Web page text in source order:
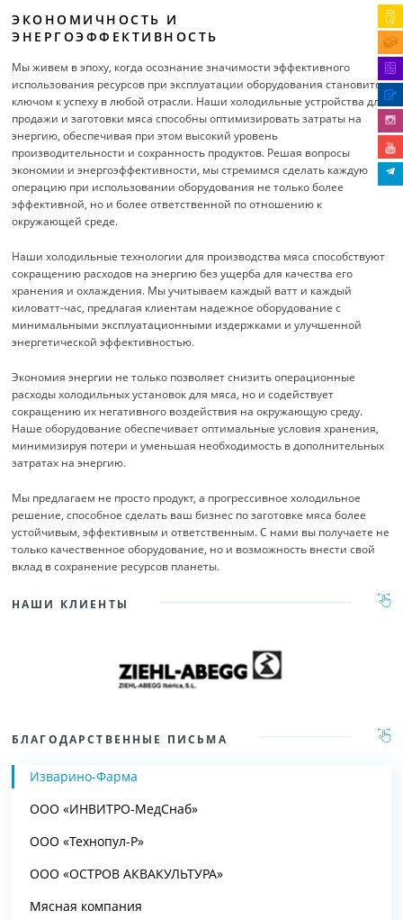
ЭКОНОМИЧНОСТЬ И
ЭНЕРГОЭФФЕКТИВНОСТЬ
Мы живем в эпоху, когда осознание значимости эффективного
использования ресурсов при эксплуатации оборудования становится
ключом к успеху в любой отрасли. Наши холодильные устройства для
продажи и заготовки мяса способны оптимизировать затраты на
энергию, обеспечивая при этом высокий уровень
производительности и сохранность продуктов. Решая вопросы
экономии и энергоэффективности, мы стремимся сделать каждую
операцию при использовании оборудования не только более
эффективной, но и более ответственной по отношению к
окружающей среде.
Наши холодильные технологии для производства мяса способствуют
сокращению расходов на энергию без ущерба для качества его
хранения и охлаждения. Мы учитываем каждый ватт и каждый
киловатт-час, предлагая клиентам надежное оборудование с
минимальными эксплуатационными издержками и улучшенной
энергетической эффективностью.
Экономия энергии не только позволяет снизить операционные
расходы холодильных установок для мяса, но и содействует
сокращению их негативного воздействия на окружающую среду.
Наше оборудование обеспечивает оптимальные условия хранения,
минимизируя потери и уменьшая необходимость в дополнительных
затратах на энергию.
Мы предлагаем не просто продукт, а прогрессивное холодильное
решение, способное сделать ваш бизнес по заготовке мяса более
устойчивым, эффективным и ответственным. С нами вы получаете не
только качественное оборудование, но и возможность внести свой
вклад в сохранение ресурсов планеты.
НАШИ КЛИЕНТЫ
БЛАГОДАРСТВЕННЫЕ ПИСЬМА
Изварино-Фарма
ООО «ИНВИТРО-МедСнаб»
ООО «Технопул-Р»
ООО «ОСТРОВ АКВАКУЛЬТУРА»
Мясная компания